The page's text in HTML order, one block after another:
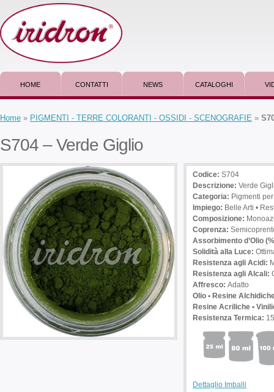
HOME CONTATTI NEWS CATALOGHI
Home » PIGMENTI - TERRE COLORANTI - OSSIDI - SCENOGRAFIE »
S704 – Verde Giglio
Codice: S704
Descrizione: Verde
Categoria: Pigmenti
Impiego: Belle Arti •
Composizione:
Coprenza:
Assorbimento d’Olio
Solidità alla Luce:
Resistenza agli Acidi:
Resistenza agli Alcali:
Affresco: Adatto
Olio • Resine
Resine Acriliche •
Resistenza Termica:
Dettaglio Imballi